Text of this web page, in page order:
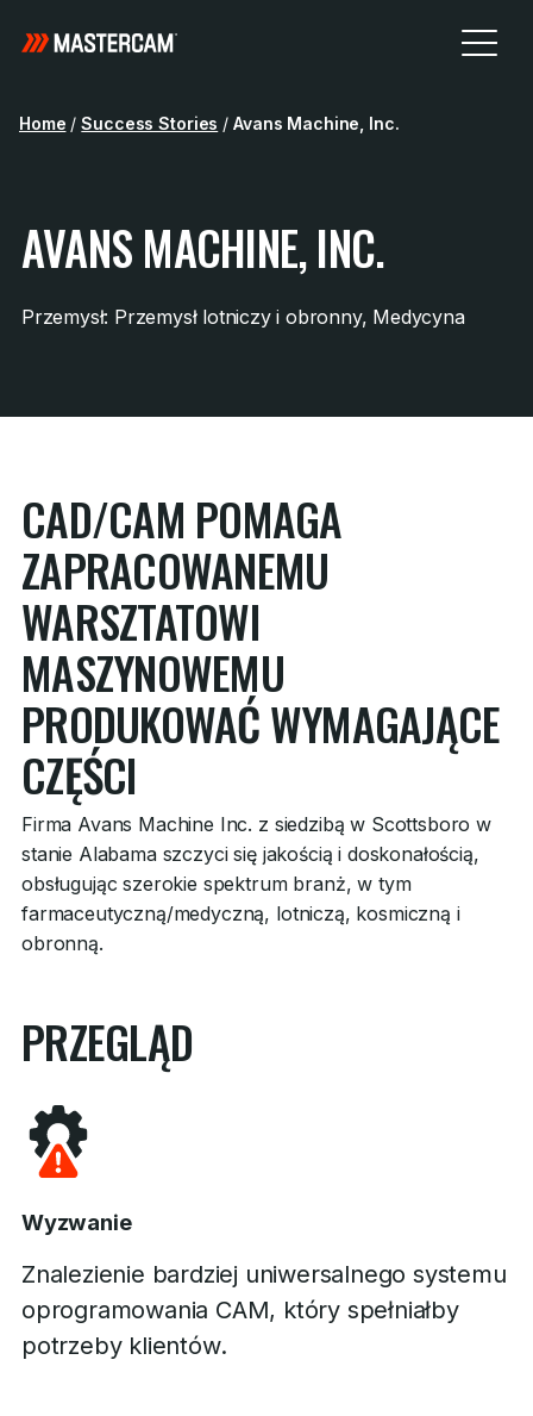
Home / Success Stories / Avans Machine, Inc.
AVANS MACHINE, INC.
Przemysł: Przemysł lotniczy i obronny, Medycyna
CAD/CAM POMAGA
ZAPRACOWANEMU
WARSZTATOWI
MASZYNOWEMU
PRODUKOWAĆ WYMAGAJĄCE
CZĘŚCI
Firma Avans Machine Inc. z siedzibą w Scottsboro w
stanie Alabama szczyci się jakością i doskonałością,
obsługując szerokie spektrum branż, w tym
farmaceutyczną/medyczną, lotniczą, kosmiczną i
obronną.
PRZEGLĄD
Wyzwanie
Znalezienie bardziej uniwersalnego systemu
oprogramowania CAM, który spełniałby
potrzeby klientów.